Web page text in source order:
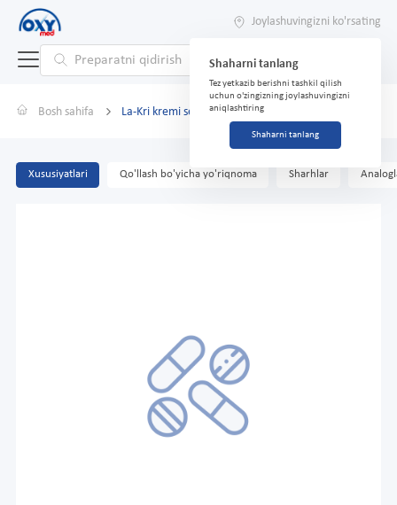
Joylashuvingizni ko'rsating
Shaharni tanlang
Tez yetkazib berishni tashkil qilish
uchun o'zingizning joylashuvingizni
aniqlashtiring
Shaharni tanlang
Bosh sahifa La-Kri kremi sezgir teri uchun 30ml
Xususiyatlari Qo'llash bo'yicha yo'riqnoma Sharhlar